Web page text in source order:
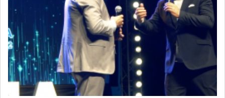
OFFICE PLAST : UNE LEVÉE DE
FONDS AU SER...
OFFICEPLAST : YASSINE ABID
ANIMERA UNE C...